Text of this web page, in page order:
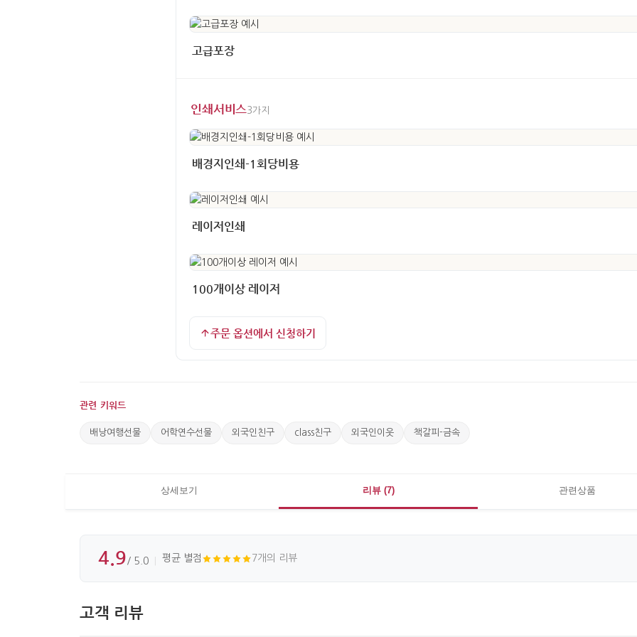
고급포장
인쇄서비스 3가지
배경지인쇄-1회당비용
레이저인쇄
100개이상 레이저
주문 옵션에서 신청하기
관련 키워드
배낭여행선물 어학연수선물 외국인친구 class친구 외국인이웃 책갈피-금속
상세보기 리뷰 (7) 관련상품
4.9 / 5.0 평균 별점 7개의 리뷰
고객 리뷰